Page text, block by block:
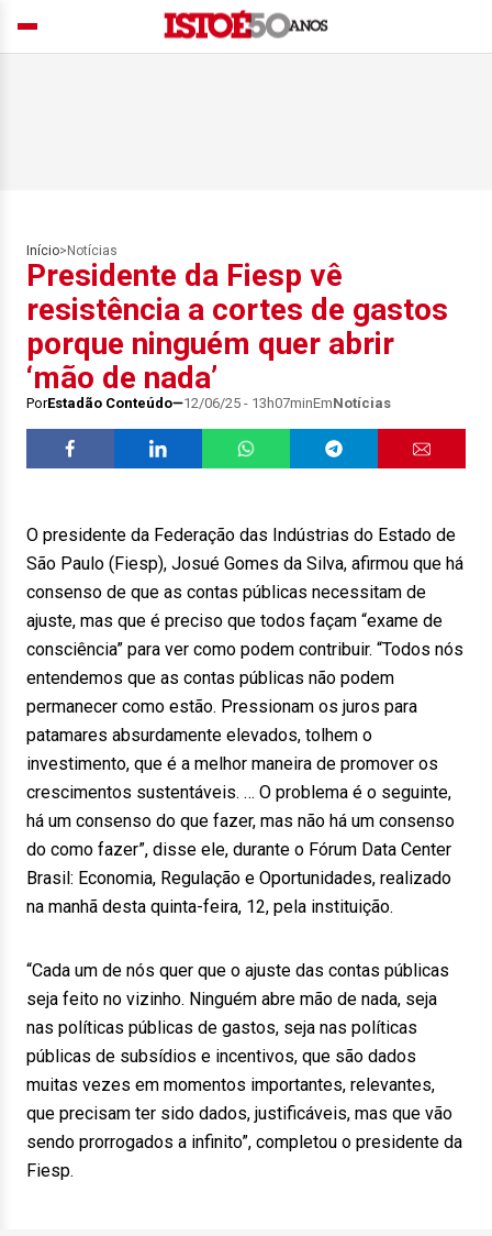
Início> Notícias
Presidente da Fiesp vê
resistência a cortes de gastos
porque ninguém quer abrir
‘mão de nada’
PorEstadão Conteúdo 12/06/25 - 13h07minEmNotícias
O presidente da Federação das Indústrias do Estado de
São Paulo (Fiesp), Josué Gomes da Silva, afirmou que há
consenso de que as contas públicas necessitam de
ajuste, mas que é preciso que todos façam “exame de
consciência” para ver como podem contribuir. “Todos nós
entendemos que as contas públicas não podem
permanecer como estão. Pressionam os juros para
patamares absurdamente elevados, tolhem o
investimento, que é a melhor maneira de promover os
crescimentos sustentáveis. … O problema é o seguinte,
há um consenso do que fazer, mas não há um consenso
do como fazer”, disse ele, durante o Fórum Data Center
Brasil: Economia, Regulação e Oportunidades, realizado
na manhã desta quinta-feira, 12, pela instituição.
“Cada um de nós quer que o ajuste das contas públicas
seja feito no vizinho. Ninguém abre mão de nada, seja
nas políticas públicas de gastos, seja nas políticas
públicas de subsídios e incentivos, que são dados
muitas vezes em momentos importantes, relevantes,
que precisam ter sido dados, justificáveis, mas que vão
sendo prorrogados a infinito”, completou o presidente da
Fiesp.